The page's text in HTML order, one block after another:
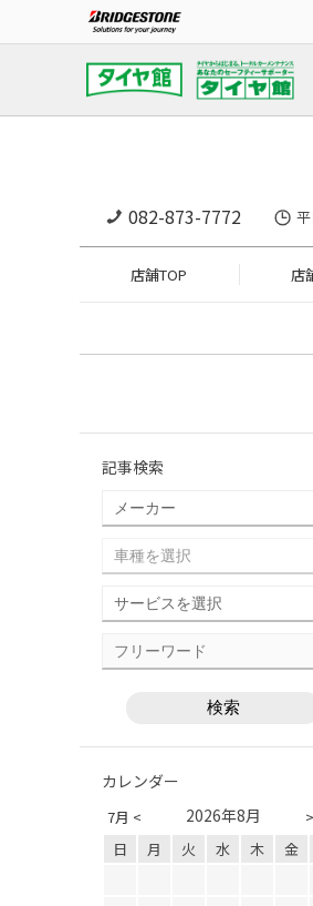
082-873-7772
店舗TOP 店
記事検索
カレンダー
7月 < 2026年8月
日 月 火 水 木 金